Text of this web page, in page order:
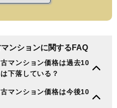
ンションに関するFAQ
マンション価格は過去10
下落している？
マンション価格は今後10